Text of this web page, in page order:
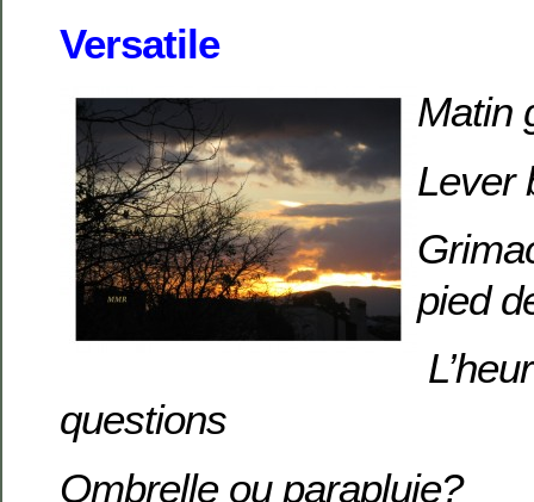
Versatile
Matin
Lever
pied
questions
Ombrelle ou parapluie?